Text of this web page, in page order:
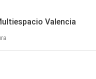
Valencia